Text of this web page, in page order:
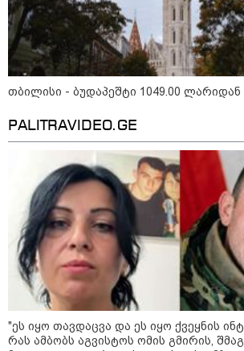
არშემდგარი ქორწინება
ქართველთან - ალინა
საიდუმლო ცხოვრება:
გამოიყურებოდა ის
ოპერაციებამდე
"ქალაქი
ქალურობა - არა. ვერ
ფერმერი თუ
ცხოვრობს
რომელიც
გადავიდა და
09:36 / 08-08-2026
მარტინ
ენასა და
შეყვარებული
თბილისი - ბუდაპეშტი 1049.00 ლარიდან
PALITRAVIDEO.GE
"ეს იყო თავდაცვა და ეს იყო ქვეყნის
რას ამბობს აგვისტოს ომის გმირის,